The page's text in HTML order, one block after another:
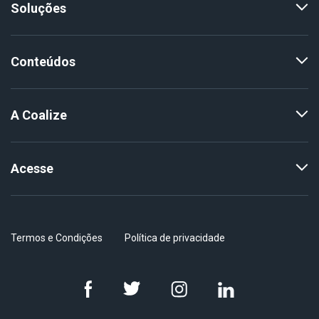
Soluções
Conteúdos
A Coalize
Acesse
Termos e Condições Política de privacidade